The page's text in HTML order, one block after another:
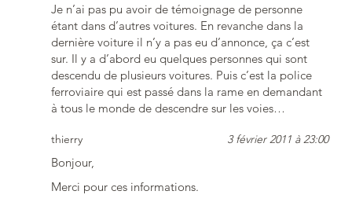
Je n’ai pas pu avoir de témoignage de personne
étant dans d’autres voitures. En revanche dans la
dernière voiture il n’y a pas eu d’annonce, ça c’est
sur. Il y a d’abord eu quelques personnes qui sont
descendu de plusieurs voitures. Puis c’est la police
ferroviaire qui est passé dans la rame en demandant
à tous le monde de descendre sur les voies…
thierry 3 février 2011 à 23:00
Bonjour,
Merci pour ces informations.